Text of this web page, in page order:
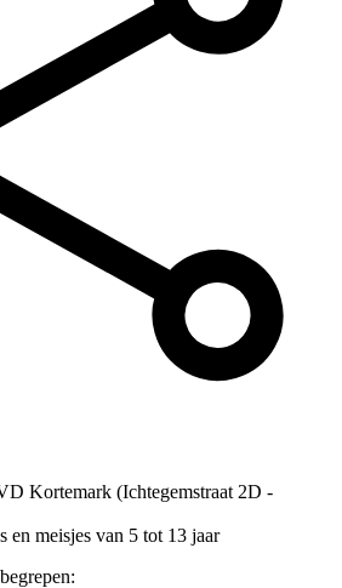
Kortemark (Ichtegemstraat 2D -
en meisjes van 5 tot 13 jaar